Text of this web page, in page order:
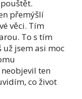
přemýšlí
věci. Tím
To s tím
už jsem asi moc
ten
co život